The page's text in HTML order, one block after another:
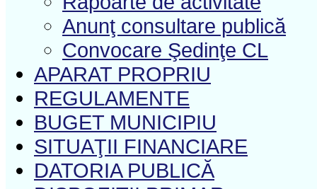
Anunţ consultare publică
Convocare Şedinţe CL
APARAT PROPRIU
REGULAMENTE
BUGET MUNICIPIU
SITUAŢII FINANCIARE
DATORIA PUBLICĂ